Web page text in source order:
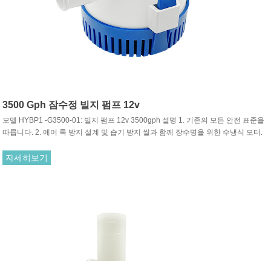
3500 Gph 잠수정 빌지 펌프 12v
모델 HYBP1 -G3500-01: 빌지 펌프 12v 3500gph 설명 1. 기존의 모든 안전 표준을
따릅니다. 2. 에어 록 방지 설계 및 습기 방지 씰과 함께 장수명을 위한 수냉식 모터.
자세히보기